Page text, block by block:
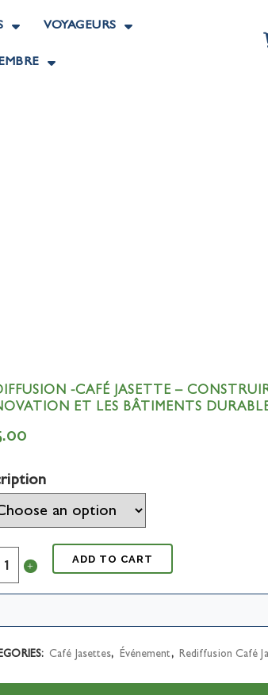
VOYAGEURS
-CAFÉ JASETTE –
ET LES BÂTIMENTS
ADD TO CART
Café Jasettes, Événement, Rediffusion Café